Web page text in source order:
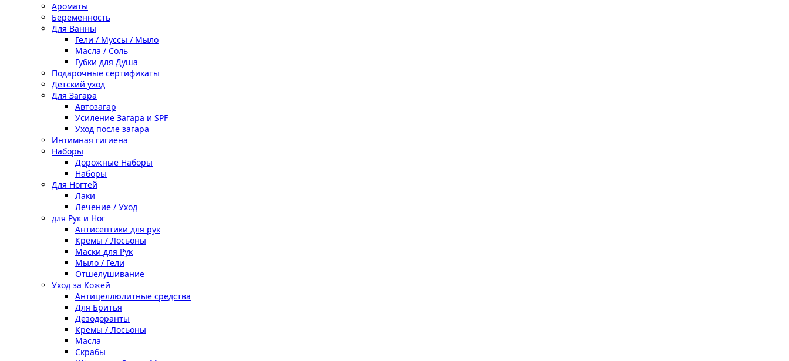
Ароматы
Беременность
Для Ванны
Гели / Муссы / Мыло
Масла / Соль
Губки для Душа
Подарочные сертификаты
Детский уход
Для Загара
Автозагар
Усиление Загара и SPF
Уход после загара
Интимная гигиена
Наборы
Дорожные Наборы
Наборы
Для Ногтей
Лаки
Лечение / Уход
для Рук и Ног
Антисептики для рук
Кремы / Лосьоны
Маски для Рук
Мыло / Гели
Отшелушивание
Уход за Кожей
Антицеллюлитные средства
Для Бритья
Дезодоранты
Кремы / Лосьоны
Масла
Скрабы